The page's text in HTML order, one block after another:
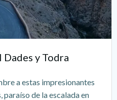
Dades y Todra
a estas impresionantes
de la escalada en